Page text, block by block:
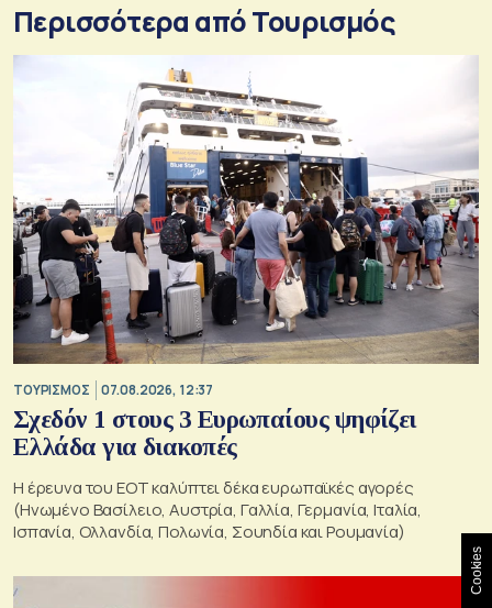
Περισσότερα από Τουρισμός
ΤΟΥΡΙΣΜΟΣ 07.08.2026, 12:37
Σχεδόν 1 στους 3 Ευρωπαίους ψηφίζει
Ελλάδα για διακοπές
Η έρευνα του ΕΟΤ καλύπτει δέκα ευρωπαϊκές αγορές
(Ηνωμένο Βασίλειο, Αυστρία, Γαλλία, Γερμανία, Ιταλία,
Ισπανία, Ολλανδία, Πολωνία, Σουηδία και Ρουμανία)
Cookies